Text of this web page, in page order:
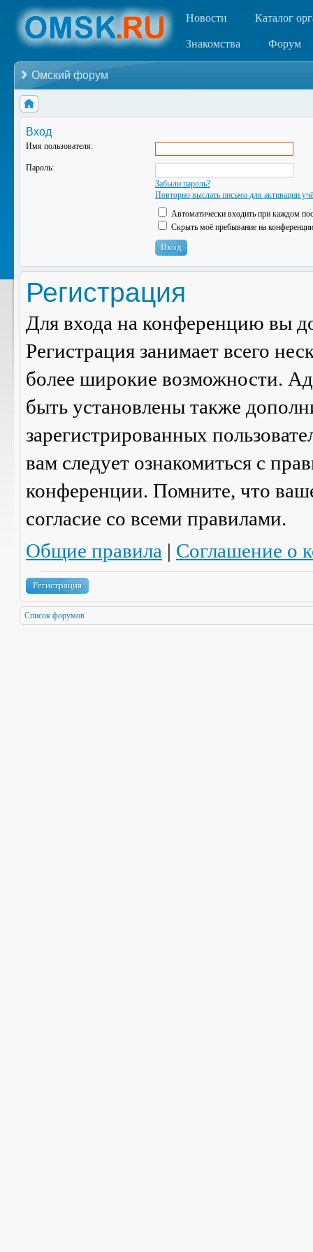
Новости Каталог
Знакомства Форум
Омский форум
Вход
Имя пользователя:
Пароль:
Забыли пароль?
Повторно выслать письмо для активации
Автоматически входить при каждом
Скрыть моё пребывание на
Регистрация
Для входа на конференцию вы
Регистрация занимает всего
более широкие возможности.
быть установлены также
зарегистрированных
вам следует ознакомиться с
конференции. Помните, что
согласие со всеми правилами.
Общие правила | Соглашение о
Регистрация
Список форумов